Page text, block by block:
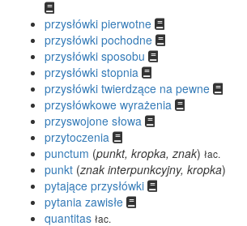
przysłówki pierwotne
przysłówki pochodne
przysłówki sposobu
przysłówki stopnia
przysłówki twierdzące na pewne
przysłówkowe wyrażenia
przyswojone słowa
przytoczenia
punctum (punkt, kropka, znak) łac.
punkt (znak interpunkcyjny, kropka)
pytające przysłówki
pytania zawisłe
quantitas łac.